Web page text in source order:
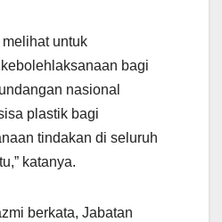
untuk
bagi
nasional
plastik bagi
tindakan di seluruh
katanya.
berkata, Jabatan